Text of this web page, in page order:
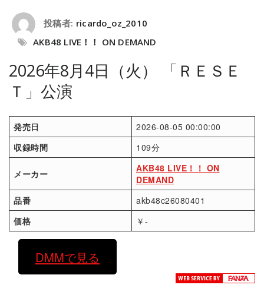
投稿者: ricardo_oz_2010
AKB48 LIVE！！ ON DEMAND
2026年8月4日（火） 「ＲＥＳＥ
Ｔ」公演
発売日
2026-08-05 00:00:00
収録時間
109分
メーカー
AKB48 LIVE！！ ON
DEMAND
品番
akb48c26080401
価格
￥-
DMMで見る